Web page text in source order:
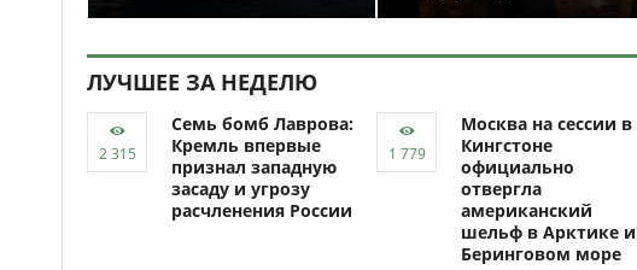
ЛУЧШЕЕ ЗА НЕДЕЛЮ
Семь бомб Лаврова:
Кремль впервые
признал западную
засаду и угрозу
расчленения России
Москва на сессии в
Кингстоне
официально
отвергла
американский
шельф в Арктике и
Беринговом море